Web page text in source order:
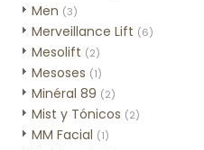
Men (3)
Merveillance Lift (6)
Mesolift (2)
Mesoses (1)
Minéral 89 (2)
Mist y Tónicos (2)
MM Facial (1)